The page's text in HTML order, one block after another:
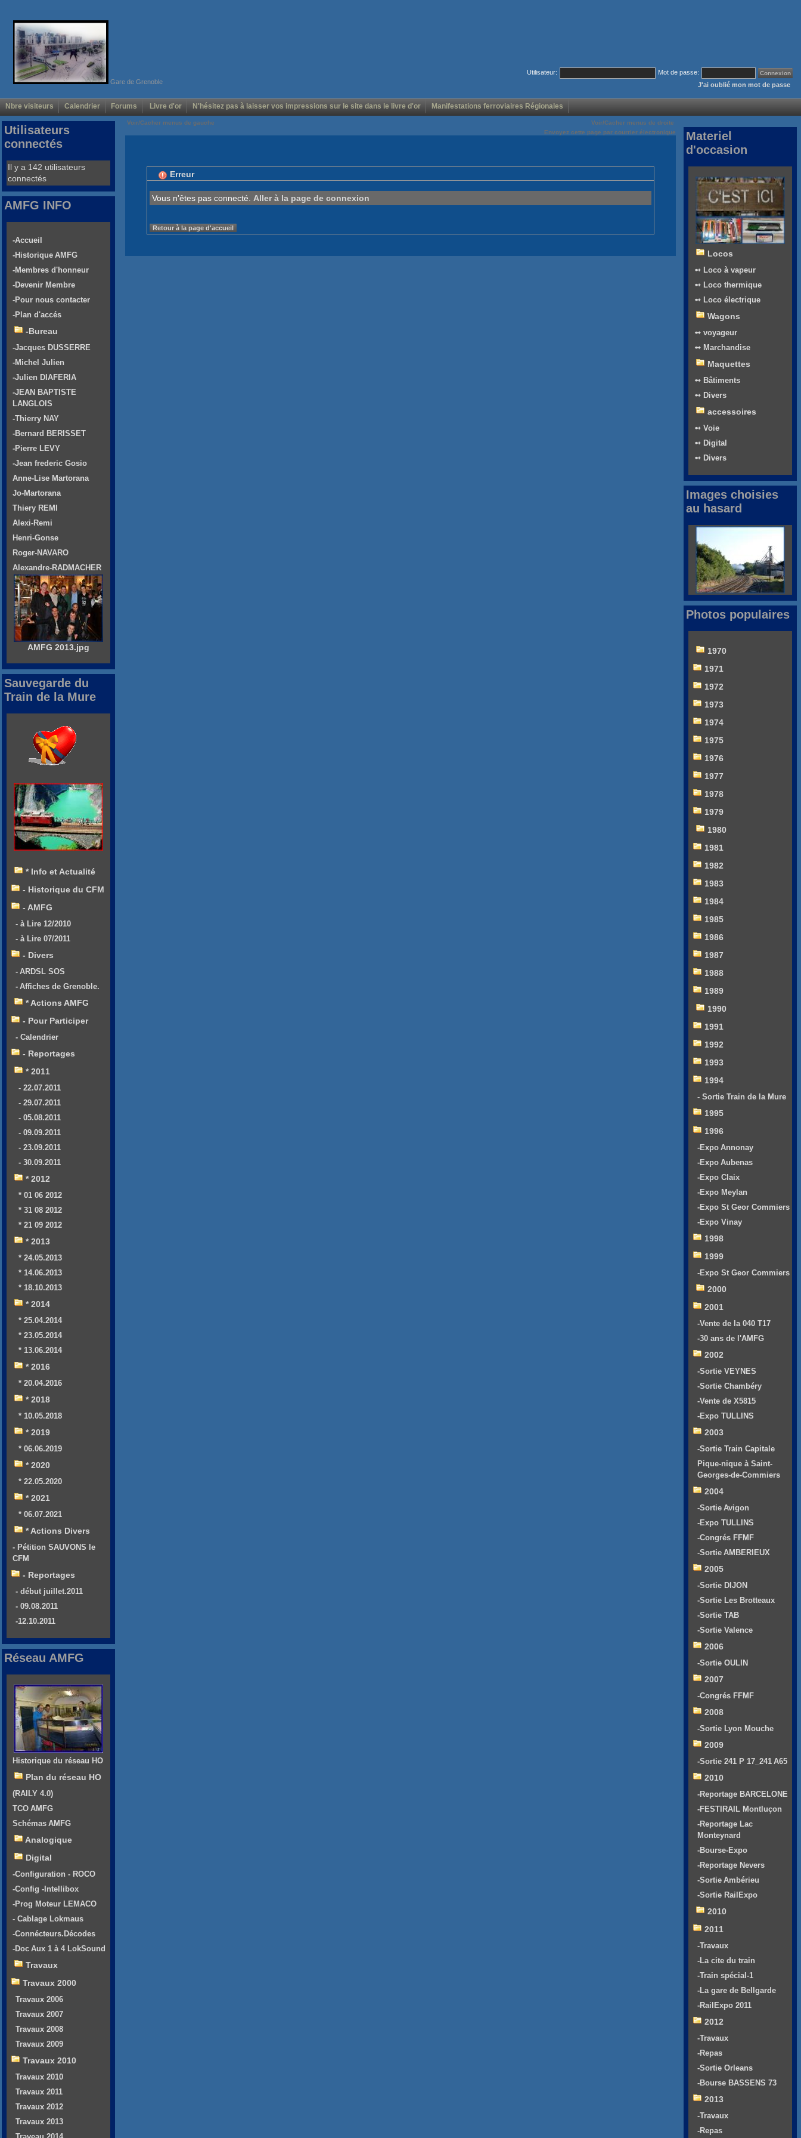
Gare de Grenoble
Utilisateur:
Mot de passe:
J'ai oublié mon mot de passe
Nbre visiteurs Calendrier Forums Livre d'or N'hésitez pas à laisser vos impressions sur le site dans le livre d'or Manifestations ferroviaires Régionales
Voir/Cacher menus de gauche
Voir/Cacher menus de droite
Envoyez cette page par courrier électronique
Erreur
Vous n'êtes pas connecté. Aller à la page de connexion
Retour à la page d'accueil
Utilisateurs
connectés
Il y a 142 utilisateurs
connectés
AMFG INFO
-Accueil
-Historique AMFG
-Membres d'honneur
-Devenir Membre
-Pour nous contacter
-Plan d'accés
-Bureau
-Jacques DUSSERRE
-Michel Julien
-Julien DIAFERIA
-JEAN BAPTISTE
LANGLOIS
-Thierry NAY
-Bernard BERISSET
-Pierre LEVY
-Jean frederic Gosio
Anne-Lise Martorana
Jo-Martorana
Thiery REMI
Alexi-Remi
Henri-Gonse
Roger-NAVARO
Alexandre-RADMACHER
AMFG 2013.jpg
Sauvegarde du
Train de la Mure
* Info et Actualité
- Historique du CFM
- AMFG
- à Lire 12/2010
- à Lire 07/2011
- Divers
- ARDSL SOS
- Affiches de Grenoble.
* Actions AMFG
- Pour Participer
- Calendrier
- Reportages
* 2011
- 22.07.2011
- 29.07.2011
- 05.08.2011
- 09.09.2011
- 23.09.2011
- 30.09.2011
* 2012
* 01 06 2012
* 31 08 2012
* 21 09 2012
* 2013
* 24.05.2013
* 14.06.2013
* 18.10.2013
* 2014
* 25.04.2014
* 23.05.2014
* 13.06.2014
* 2016
* 20.04.2016
* 2018
* 10.05.2018
* 2019
* 06.06.2019
* 2020
* 22.05.2020
* 2021
* 06.07.2021
* Actions Divers
- Pétition SAUVONS le
CFM
- Reportages
- début juillet.2011
- 09.08.2011
-12.10.2011
Réseau AMFG
Historique du réseau HO
Plan du réseau HO
(RAILY 4.0)
TCO AMFG
Schémas AMFG
Analogique
Digital
-Configuration - ROCO
-Config -Intellibox
-Prog Moteur LEMACO
- Cablage Lokmaus
-Connécteurs.Décodes
-Doc Aux 1 à 4 LokSound
Travaux
Travaux 2000
Travaux 2006
Travaux 2007
Travaux 2008
Travaux 2009
Travaux 2010
Travaux 2010
Travaux 2011
Travaux 2012
Travaux 2013
Materiel
d'occasion
Locos
➻ Loco à vapeur
➻ Loco thermique
➻ Loco électrique
Wagons
➻ voyageur
➻ Marchandise
Maquettes
➻ Bâtiments
➻ Divers
accessoires
➻ Voie
➻ Digital
➻ Divers
Images choisies
au hasard
Photos populaires
1970
1971
1972
1973
1974
1975
1976
1977
1978
1979
1980
1981
1982
1983
1984
1985
1986
1987
1988
1989
1990
1991
1992
1993
1994
- Sortie Train de la Mure
1995
1996
-Expo Annonay
-Expo Aubenas
-Expo Claix
-Expo Meylan
-Expo St Geor Commiers
-Expo Vinay
1998
1999
-Expo St Geor Commiers
2000
2001
-Vente de la 040 T17
-30 ans de l'AMFG
2002
-Sortie VEYNES
-Sortie Chambéry
-Vente de X5815
-Expo TULLINS
2003
-Sortie Train Capitale
Pique-nique à Saint-
Georges-de-Commiers
2004
-Sortie Avigon
-Expo TULLINS
-Congrés FFMF
-Sortie AMBERIEUX
2005
-Sortie DIJON
-Sortie Les Brotteaux
-Sortie TAB
-Sortie Valence
2006
-Sortie OULIN
2007
-Congrés FFMF
2008
-Sortie Lyon Mouche
2009
-Sortie 241 P 17_241 A65
2010
-Reportage BARCELONE
-FESTIRAIL Montluçon
-Reportage Lac
Monteynard
-Bourse-Expo
-Reportage Nevers
-Sortie Ambérieu
-Sortie RailExpo
2010
2011
-Travaux
-La cite du train
-Train spécial-1
-La gare de Bellgarde
-RailExpo 2011
2012
-Travaux
-Repas
-Sortie Orleans
-Bourse BASSENS 73
2013
-Travaux
-Repas